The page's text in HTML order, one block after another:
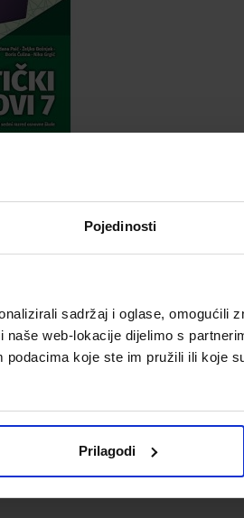
Pojedinosti
sadržaj i oglase, omogućili
web-lokacije dijelimo s
koje ste im pružili ili koje
Prilagodi
vježbanje za sedmi razred OŠ (za
i obrazovanja)